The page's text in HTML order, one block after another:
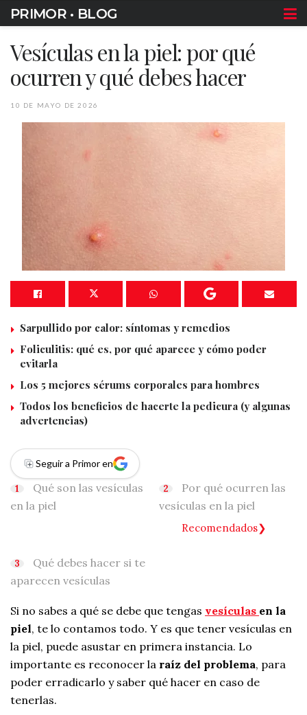
PRIMOR • BLOG
Vesículas en la piel: por qué
ocurren y qué debes hacer
10 DE MAYO DE 2026
Sarpullido por calor: síntomas y remedios
Foliculitis: qué es, por qué aparece y cómo poder
evitarla
Los 5 mejores sérums corporales para hombres
Todos los beneficios de hacerte la pedicura (y algunas
advertencias)
Seguir a Primor en
Qué son las vesículas
en la piel
Por qué ocurren las
vesículas en la piel
Recomendados
Qué debes hacer si te
aparecen vesículas
Si no sabes a qué se debe que tengas vesículas en la
piel, te lo contamos todo. Y es que tener vesículas en
la piel, puede asustar en primera instancia. Lo
importante es reconocer la raíz del problema, para
poder erradicarlo y saber qué hacer en caso de
tenerlas.